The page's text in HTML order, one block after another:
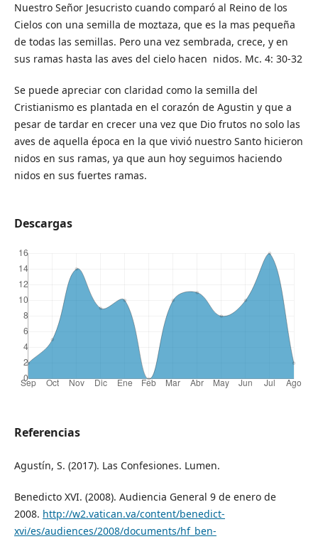
Nuestro Señor Jesucristo cuando comparó al Reino de los
Cielos con una semilla de moztaza, que es la mas pequeña
de todas las semillas. Pero una vez sembrada, crece, y en
sus ramas hasta las aves del cielo hacen nidos. Mc. 4: 30-32
Se puede apreciar con claridad como la semilla del
Cristianismo es plantada en el corazón de Agustin y que a
pesar de tardar en crecer una vez que Dio frutos no solo las
aves de aquella época en la que vivió nuestro Santo hicieron
nidos en sus ramas, ya que aun hoy seguimos haciendo
nidos en sus fuertes ramas.
Descargas
Referencias
Agustín, S. (2017). Las Confesiones. Lumen.
Benedicto XVI. (2008). Audiencia General 9 de enero de
2008. http://w2.vatican.va/content/benedict-
xvi/es/audiences/2008/documents/hf_ben-